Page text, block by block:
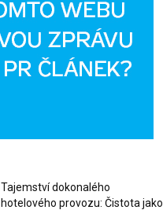
Tajemství dokonalého
hotelového provozu: Čistota jako